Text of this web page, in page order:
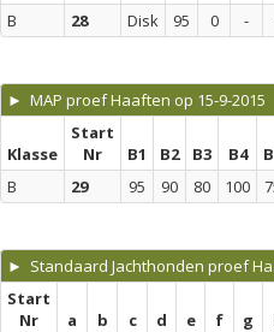
B
28 Disk 95 0 -
► MAP proef Haaften op 15-9-2015
Klasse
Start
Nr
B1 B2 B3 B4
B
29 95 90 80 100
► Standaard Jachthonden proef
Start
Nr
a b c d e f g